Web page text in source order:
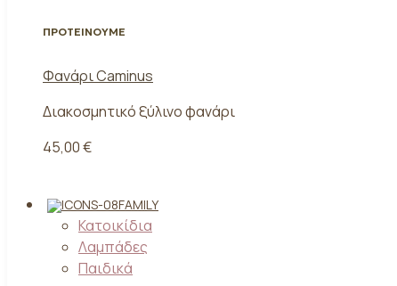
ΠΡΟΤΕΙΝΟΥΜΕ
Φανάρι Caminus
Διακοσμητικό ξύλινο φανάρι
45,00 €
FAMILY
Κατοικίδια
Λαμπάδες
Παιδικά